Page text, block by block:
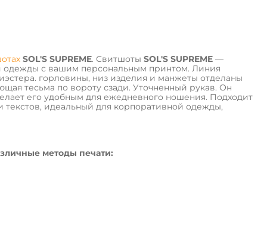
SOL'S SUPREME. Свитшоты SOL'S SUPREME —
одежды с вашим персональным принтом. Линия
горловины, низ изделия и манжеты отделаны
тесьма по вороту сзади. Уточненный рукав. Он
его удобным для ежедневного ношения. Подходит
идеальный для корпоративной одежды,
методы печати: